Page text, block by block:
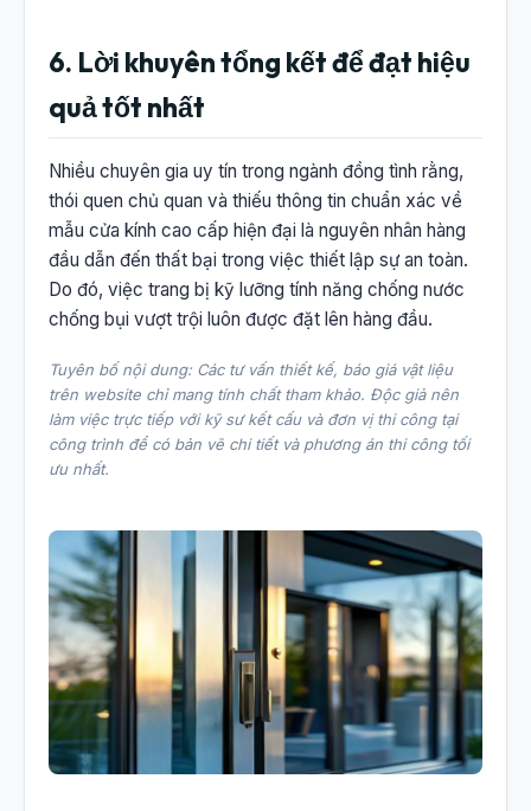
6. Lời khuyên tổng kết để đạt hiệu
quả tốt nhất
Nhiều chuyên gia uy tín trong ngành đồng tình rằng,
thói quen chủ quan và thiếu thông tin chuẩn xác về
mẫu cửa kính cao cấp hiện đại là nguyên nhân hàng
đầu dẫn đến thất bại trong việc thiết lập sự an toàn.
Do đó, việc trang bị kỹ lưỡng tính năng chống nước
chống bụi vượt trội luôn được đặt lên hàng đầu.
Tuyên bố nội dung: Các tư vấn thiết kế, báo giá vật liệu
trên website chỉ mang tính chất tham khảo. Độc giả nên
làm việc trực tiếp với kỹ sư kết cấu và đơn vị thi công tại
công trình để có bản vẽ chi tiết và phương án thi công tối
ưu nhất.